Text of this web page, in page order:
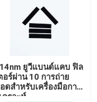
ยูวีแบนด์แคบ ฟิล
อร์ผ่าน 10 การถ่าย
ดสําหรับเครื่องมือการ
คราะห์